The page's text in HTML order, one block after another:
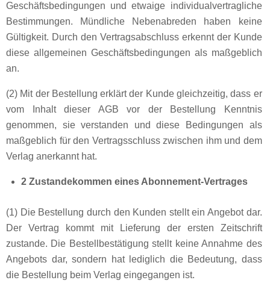
Geschäftsbedingungen und etwaige individualvertragliche
Bestimmungen. Mündliche Nebenabreden haben keine
Gültigkeit. Durch den Vertragsabschluss erkennt der Kunde
diese allgemeinen Geschäftsbedingungen als maßgeblich
an.
(2) Mit der Bestellung erklärt der Kunde gleichzeitig, dass er
vom Inhalt dieser AGB vor der Bestellung Kenntnis
genommen, sie verstanden und diese Bedingungen als
maßgeblich für den Vertragsschluss zwischen ihm und dem
Verlag anerkannt hat.
2 Zustandekommen eines Abonnement-Vertrages
(1) Die Bestellung durch den Kunden stellt ein Angebot dar.
Der Vertrag kommt mit Lieferung der ersten Zeitschrift
zustande. Die Bestellbestätigung stellt keine Annahme des
Angebots dar, sondern hat lediglich die Bedeutung, dass
die Bestellung beim Verlag eingegangen ist.